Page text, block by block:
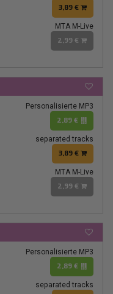
3,89 €
MTA M-Live
2,99 €
Personalisierte MP3
2,89 €
separated tracks
3,89 €
MTA M-Live
2,99 €
Personalisierte MP3
2,89 €
separated tracks